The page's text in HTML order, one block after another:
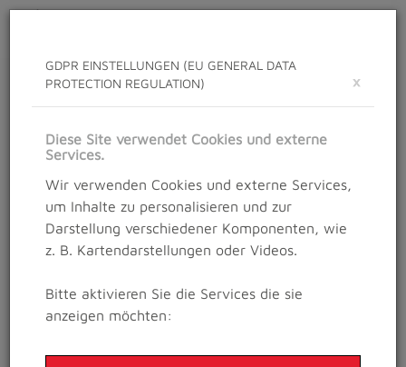
EVENT FOLDER
Salzburg Trailrunning Festival
Der Inhalt kann auf Grund Ihrer GDPR
Einstellungen nicht angezeigt werden.
GDPR EINSTELLUNGEN
GDPR EINSTELLUNGEN (EU GENERAL DATA
PROTECTION REGULATION)
×
Diese Site verwendet Cookies und externe
Services.
Wir verwenden Cookies und externe Services,
um Inhalte zu personalisieren und zur
Darstellung verschiedener Komponenten, wie
z. B. Kartendarstellungen oder Videos.
Bitte aktivieren Sie die Services die sie
anzeigen möchten: